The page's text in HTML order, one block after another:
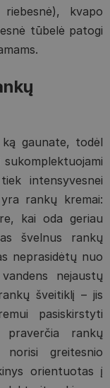
kvapo
tūbelė patogi
gaunate, todėl
intensyvesnei
rankų kremai:
kai oda geriau
švelnus rankų
neprasidėtų nuo
nejaustų
šveitiklį – jis
pasiskirstyti
praverčia rankų
greitesnio
orientuotas į